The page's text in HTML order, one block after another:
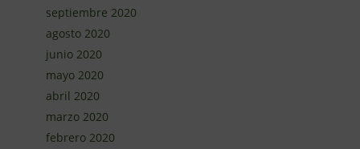
septiembre 2020
agosto 2020
junio 2020
mayo 2020
abril 2020
marzo 2020
febrero 2020